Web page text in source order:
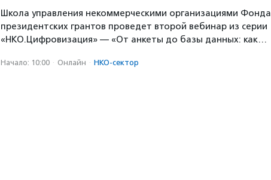
Школа управления некоммерческими организациями Фонда
президентских грантов проведет второй вебинар из серии
«НКО.Цифровизация» — «От анкеты до базы данных: как…
Начало: 10:00 · Онлайн · НКО-сектор